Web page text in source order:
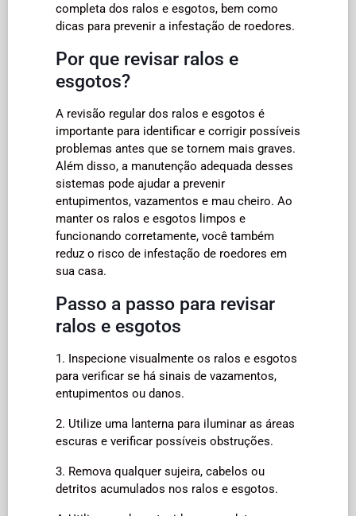
completa dos ralos e esgotos, bem como
dicas para prevenir a infestação de roedores.
Por que revisar ralos e
esgotos?
A revisão regular dos ralos e esgotos é
importante para identificar e corrigir possíveis
problemas antes que se tornem mais graves.
Além disso, a manutenção adequada desses
sistemas pode ajudar a prevenir
entupimentos, vazamentos e mau cheiro. Ao
manter os ralos e esgotos limpos e
funcionando corretamente, você também
reduz o risco de infestação de roedores em
sua casa.
Passo a passo para revisar
ralos e esgotos
1. Inspecione visualmente os ralos e esgotos
para verificar se há sinais de vazamentos,
entupimentos ou danos.
2. Utilize uma lanterna para iluminar as áreas
escuras e verificar possíveis obstruções.
3. Remova qualquer sujeira, cabelos ou
detritos acumulados nos ralos e esgotos.